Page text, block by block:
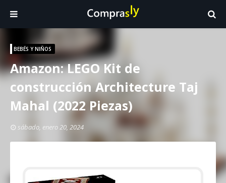
BEBÉS Y NIÑOS
Amazon: LEGO Kit de
construcción Architecture Taj
Mahal (2022 Piezas)
sábado, enero 20, 2024